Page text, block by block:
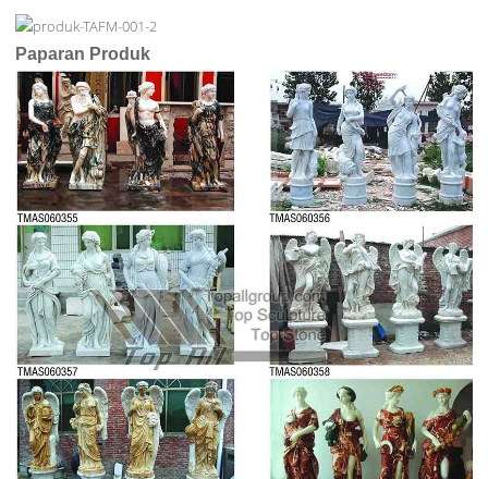
Paparan Produk